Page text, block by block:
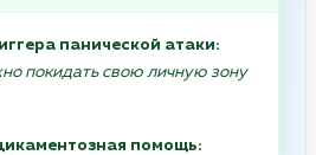
панической атаки:
покидать свою личную зону
помощь: